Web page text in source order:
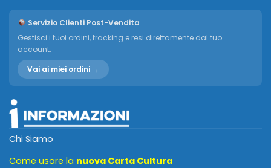
Servizio Clienti Post-Vendita
Gestisci i tuoi ordini, tracking e resi direttamente dal tuo
account.
Vai ai miei ordini →
Chi Siamo
Come usare la nuova Carta Cultura